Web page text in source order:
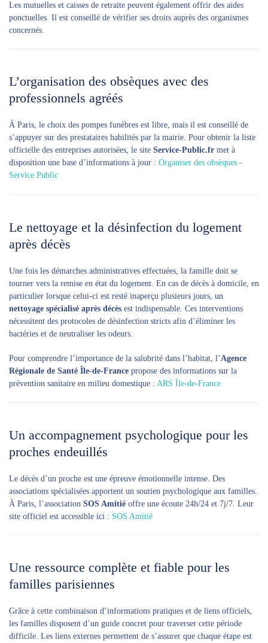
Les mutuelles et caisses de retraite peuvent également offrir des aides
ponctuelles. Il est conseillé de vérifier ses droits auprès des organismes
concernés.
L’organisation des obsèques avec des
professionnels agréés
À Paris, le choix des pompes funèbres est libre, mais il est conseillé de
s’appuyer sur des prestataires habilités par la mairie. Pour obtenir la liste
officielle des entreprises autorisées, le site Service-Public.fr met à
disposition une base d’informations à jour : Organiser des obsèques -
Service Public
Le nettoyage et la désinfection du logement
après décès
Une fois les démarches administratives effectuées, la famille doit se
tourner vers la remise en état du logement. En cas de décès à domicile, en
particulier lorsque celui-ci est resté inaperçu plusieurs jours, un
nettoyage spécialisé après décès est indispensable. Ces interventions
nécessitent des protocoles de désinfection stricts afin d’éliminer les
bactéries et de neutraliser les odeurs.
Pour comprendre l’importance de la salubrité dans l’habitat, l’Agence
Régionale de Santé Île-de-France propose des informations sur la
prévention sanitaire en milieu domestique : ARS Île-de-France
Un accompagnement psychologique pour les
proches endeuillés
Le décès d’un proche est une épreuve émotionnelle intense. Des
associations spécialisées apportent un soutien psychologique aux familles.
À Paris, l’association SOS Amitié offre une écoute 24h/24 et 7j/7. Leur
site officiel est accessible ici : SOS Amitié
Une ressource complète et fiable pour les
familles parisiennes
Grâce à cette combinaison d’informations pratiques et de liens officiels,
les familles disposent d’un guide concret pour traverser cette période
difficile. Les liens externes permettent de s’assurer que chaque étape est